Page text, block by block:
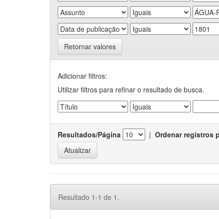
Retornar valores
Adicionar filtros:
Utilizar filtros para refinar o resultado de busca.
Resultados/Página | Ordenar registros
Resultado 1-1 de 1.